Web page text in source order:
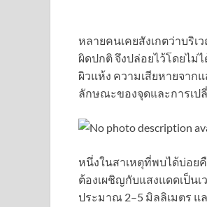
หลายคนเคยสังเกตว่าบริ
ผิดปกติ จึงปล่อยไว้โดยไม่
ผิวแห้ง ความเสียหายจาก
ลักษณะของจุดและการเป
หนึ่งในสาเหตุที่พบได้บ่อยคื
ต้องเผชิญกับแสงแดดเป็น
ประมาณ 2–5 มิลลิเมตร